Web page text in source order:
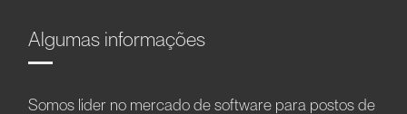
Algumas informações
Somos líder no mercado de software para postos de